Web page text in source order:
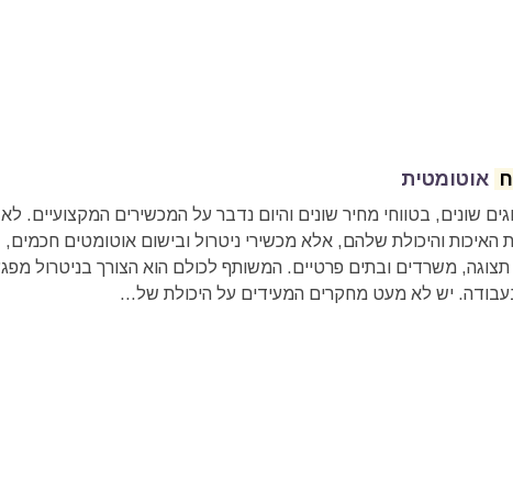
אוטומטית
שונים, בטווחי מחיר שונים והיום נדבר על המכשירים המקצועיים. לא
האיכות והיכולת שלהם, אלא מכשירי ניטרול ובישום אוטומטים חכמים,
משרדים ובתים פרטיים. המשותף לכולם הוא הצורך בניטרול
בעבודה. יש לא מעט מחקרים המעידים על היכולת של...